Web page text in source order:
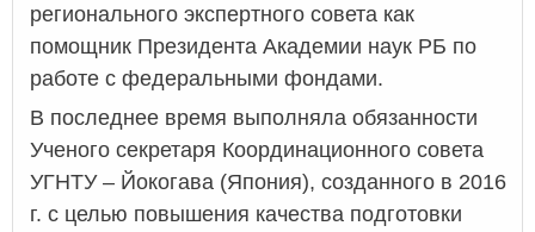
регионального экспертного совета как
помощник Президента Академии наук РБ по
работе с федеральными фондами.
В последнее время выполняла обязанности
Ученого секретаря Координационного совета
УГНТУ – Йокогава (Япония), созданного в 2016
г. с целью повышения качества подготовки